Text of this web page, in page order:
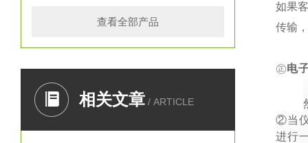
查看全部产品
相关文章 / ARTICLE
如果
传输
㊣电
②当
进行